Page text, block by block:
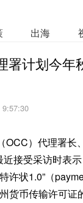
出海
署计划今年
9:57:30
OCC）代理署长
接受采访时表
许状1.0”（
货币传输许可证